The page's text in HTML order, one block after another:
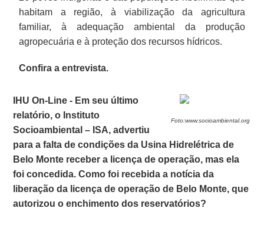
habitam a região, à viabilização da agricultura
familiar, à adequação ambiental da produção
agropecuária e à proteção dos recursos hídricos.
Confira a entrevista.
Foto:www.socioambiental.org
IHU On-Line - Em seu último
relatório, o Instituto
Socioambiental – ISA, advertiu
para a falta de condições da Usina Hidrelétrica de
Belo Monte receber a licença de operação, mas ela
foi concedida. Como foi recebida a notícia da
liberação da licença de operação de Belo Monte, que
autorizou o enchimento dos reservatórios?